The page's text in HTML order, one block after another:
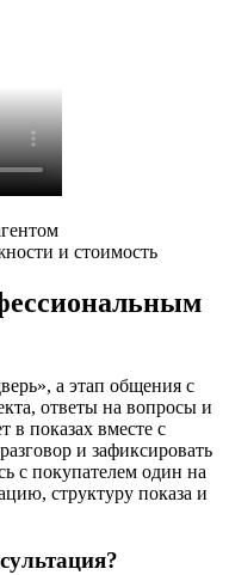
и стоимость
а этап общения с
ответы на вопросы и
в показах вместе с
и зафиксировать
с покупателем один на
структуру показа и